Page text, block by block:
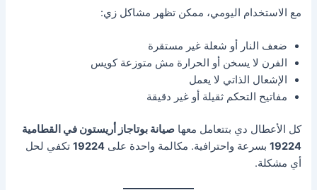
مع الاستخدام اليومي، ممكن تظهر مشاكل زي:
ضعف النار أو شعلة غير مستقرة
الفرن لا يسخن أو الحرارة مش متوزعة كويس
الإشعال الذاتي لا يعمل
مفاتيح التحكم ثقيلة أو غير دقيقة
كل الأعطال دي بتتعامل معهاصيانة بوتاجاز أريستون في القطامية
19224 بسرعة واحترافية. مكالمة واحدة على19224 تكفي لحل
أي مشكلة.